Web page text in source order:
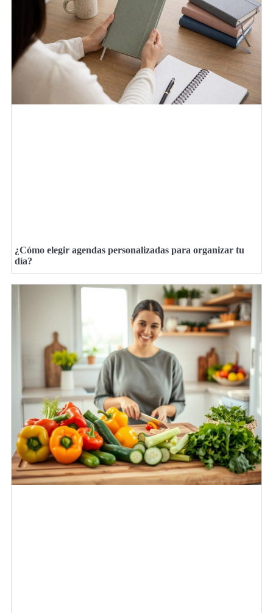
¿Cómo elegir agendas personalizadas para organizar tu
día?